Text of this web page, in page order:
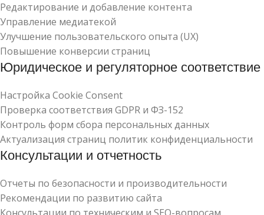
Редактирование и добавление контента
Управление медиатекой
Улучшение пользовательского опыта (UX)
Повышение конверсии страниц
Юридическое и регуляторное соответствие
Настройка Cookie Consent
Проверка соответствия GDPR и ФЗ-152
Контроль форм сбора персональных данных
Актуализация страниц политик конфиденциальности
Консультации и отчетность
Отчеты по безопасности и производительности
Рекомендации по развитию сайта